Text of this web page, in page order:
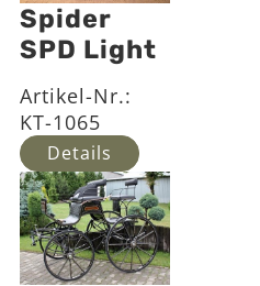
Spider
SPD Light
Artikel-Nr.:
KT-1065
Details